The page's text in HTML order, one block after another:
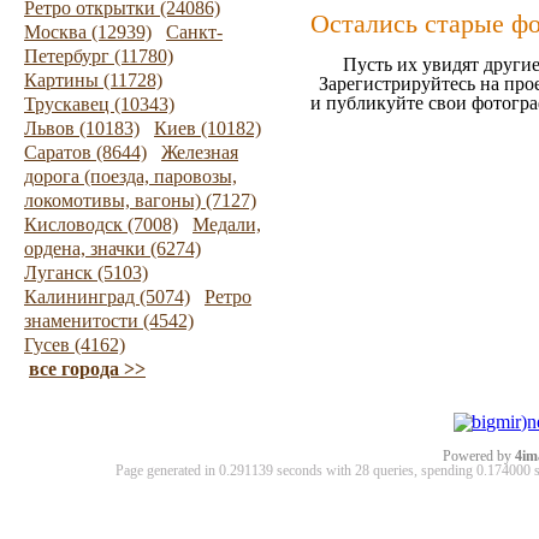
Ретро открытки (24086)
Москва (12939)
Санкт-
Петербург (11780)
Картины (11728)
Трускавец (10343)
Львов (10183)
Киев (10182)
Саратов (8644)
Железная
дорога (поезда, паровозы,
локомотивы, вагоны) (7127)
Кисловодск (7008)
Медали,
ордена, значки (6274)
Луганск (5103)
Калининград (5074)
Ретро
знаменитости (4542)
Гусев (4162)
все города >>
Остались старые
Пусть их увидят
Зарегистрируйтесь на
и публикуйте свои
Powered by
Page generated in 0.291139 seconds with 28 queries, spending